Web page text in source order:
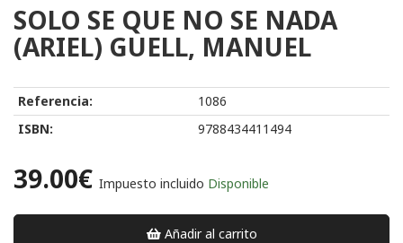
SOLO SE QUE NO SE NADA
(ARIEL) GUELL, MANUEL
Referencia:
1086
ISBN:
9788434411494
39.00€ Impuesto incluido Disponible
Añadir al carrito